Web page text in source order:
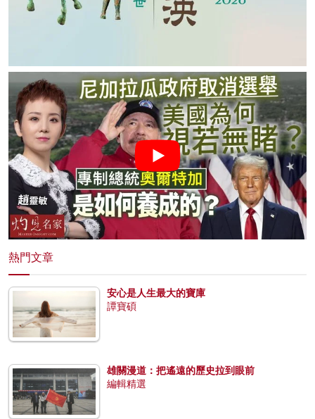
熱門文章
安心是人生最大的寶庫
譚寶碩
雄關漫道：把遙遠的歷史拉到眼前
編輯精選